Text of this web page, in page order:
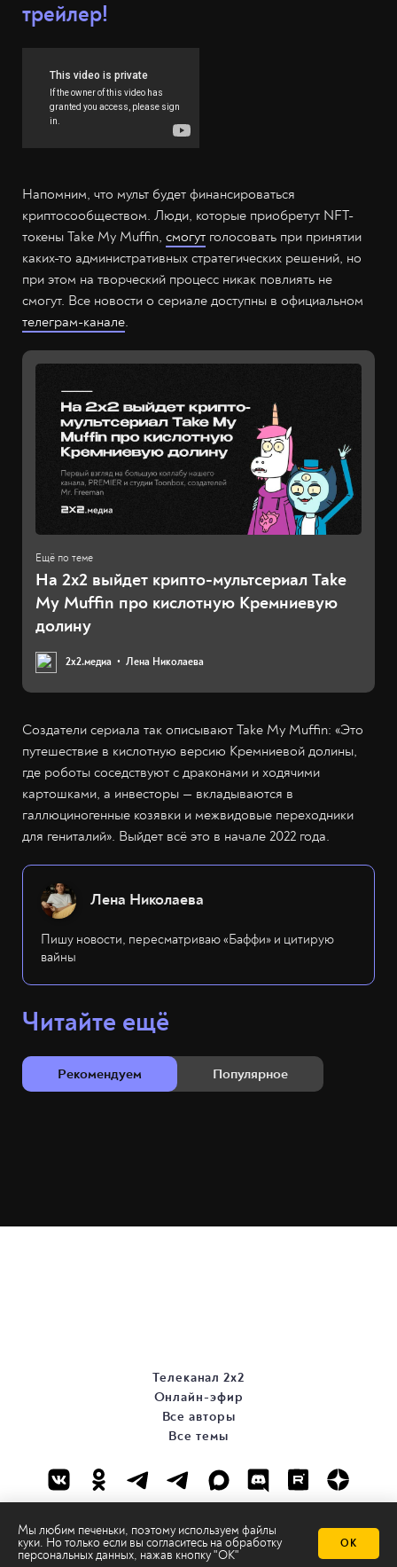
трейлер!
Напомним, что мульт будет финансироваться
криптосообществом. Люди, которые приобретут NFT-
токены Take My Muffin, смогут голосовать при принятии
каких-то административных стратегических решений, но
при этом на творческий процесс никак повлиять не
смогут. Все новости о сериале доступны в официальном
телеграм-канале.
На 2х2 выйдет крипто-мультсериал Take
My Muffin про кислотную Кремниевую
долину
2х2.медиа Лена Николаева
Создатели сериала так описывают Take My Muffin: «Это
путешествие в кислотную версию Кремниевой долины,
где роботы соседствуют с драконами и ходячими
картошками, а инвесторы — вкладываются в
галлюциногенные козявки и межвидовые переходники
для гениталий». Выйдет всё это в начале 2022 года.
Лена Николаева
Пишу новости, пересматриваю «Баффи» и цитирую
вайны
Читайте ещё
Рекомендуем Популярное
Мы любим печеньки, поэтому используем файлы
куки. Но только если вы согласитесь на обработку
персональных данных, нажав кнопку "ОК"
ОК
Телеканал 2х2
Онлайн-эфир
Все авторы
Все темы